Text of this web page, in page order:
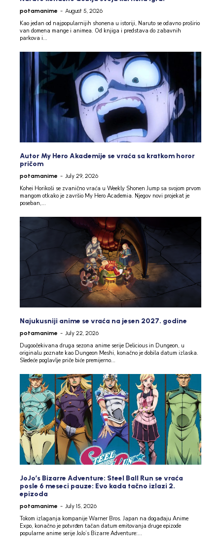
potamanime - August 5, 2026
Kao jedan od najpopularnijih shonena u istoriji, Naruto se odavno proširio
van domena mange i animea. Od knjiga i predstava do zabavnih
parkova i...
Autor My Hero Akademije se vraća sa kratkom horor
pričom
potamanime - July 29, 2026
Kohei Horikoši se zvanično vraća u Weekly Shonen Jump sa svojom prvom
mangom otkako je završio My Hero Academia. Njegov novi projekat je
poseban,...
Najukusniji anime se vraća na jesen 2027. godine
potamanime - July 22, 2026
Dugoočekivana druga sezona anime serije Delicious in Dungeon, u
originalu poznate kao Dungeon Meshi, konačno je dobila datum izlaska.
Sledeće poglavlje priče biće premijerno...
JoJo’s Bizarre Adventure: Steel Ball Run se vraća
posle 6 meseci pauze: Evo kada tačno izlazi 2.
epizoda
potamanime - July 15, 2026
Tokom izlaganja kompanije Warner Bros. Japan na događaju Anime
Expo, konačno je potvrđen tačan datum emitovanja druge epizode
popularne anime serije JoJo’s Bizarre Adventure:...